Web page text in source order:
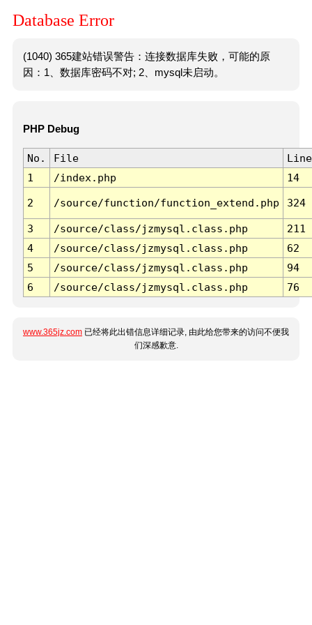
Database Error
(1040) 365建站错误警告：连接数据库失败，可能的原
因：1、数据库密码不对; 2、mysql未启动。
PHP Debug
No. File
Line
1
/index.php 14
2 /source/function/function_extend.php 324
3 /source/class/jzmysql.class.php
211
4
/source/class/jzmysql.class.php
62
5
/source/class/jzmysql.class.php
94
6
/source/class/jzmysql.class.php 76
www.365jz.com 已经将此出错信息详细记录, 由此给您带来的访问不便我
们深感歉意.